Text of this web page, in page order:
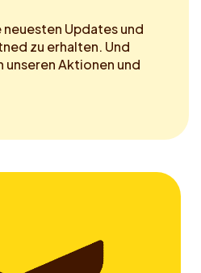
neuesten Updates und
zu erhalten. Und
unseren Aktionen und